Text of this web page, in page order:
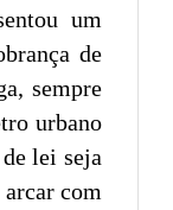
um
de
sempre
urbano
lei seja
com